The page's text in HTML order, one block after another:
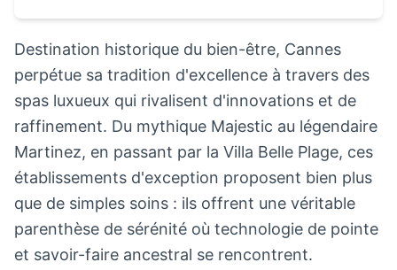
Destination historique du bien-être, Cannes
perpétue sa tradition d'excellence à travers des
spas luxueux qui rivalisent d'innovations et de
raffinement. Du mythique Majestic au légendaire
Martinez, en passant par la Villa Belle Plage, ces
établissements d'exception proposent bien plus
que de simples soins : ils offrent une véritable
parenthèse de sérénité où technologie de pointe
et savoir-faire ancestral se rencontrent.